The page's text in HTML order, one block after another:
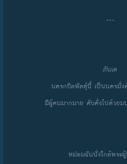
…
ภันเต
นครกบิลพัสดุ์นี้ เป็นนครมั่ง
มีผู้คนมากมาย คับคั่งไปด้วย
หม่อมฉันนั่งใกล้พระ